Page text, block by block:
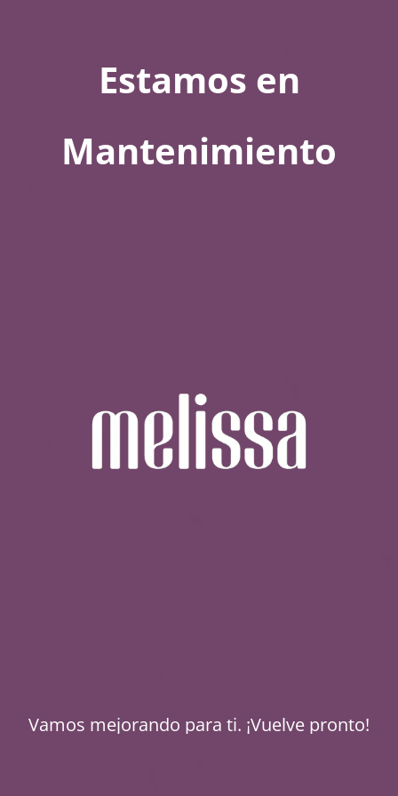
Estamos en
Mantenimiento
Vamos mejorando para ti. ¡Vuelve pronto!